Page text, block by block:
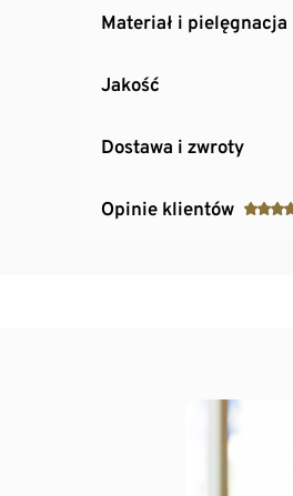
Materiał i pielęgnacja
Jakość
Dostawa i zwroty
Opinie klientów